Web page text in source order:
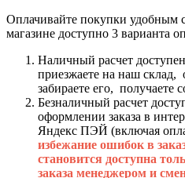
Оплачивайте покупки удобным
магазине доступно 3 варианта
Наличный расчет
приезжаете на наш склад,
забираете его, получаете
Безналичный расчет
оформлении заказа в
Яндекс ПЭЙ (включая
избежание ошибок в
становится доступна
заказа менеджером и